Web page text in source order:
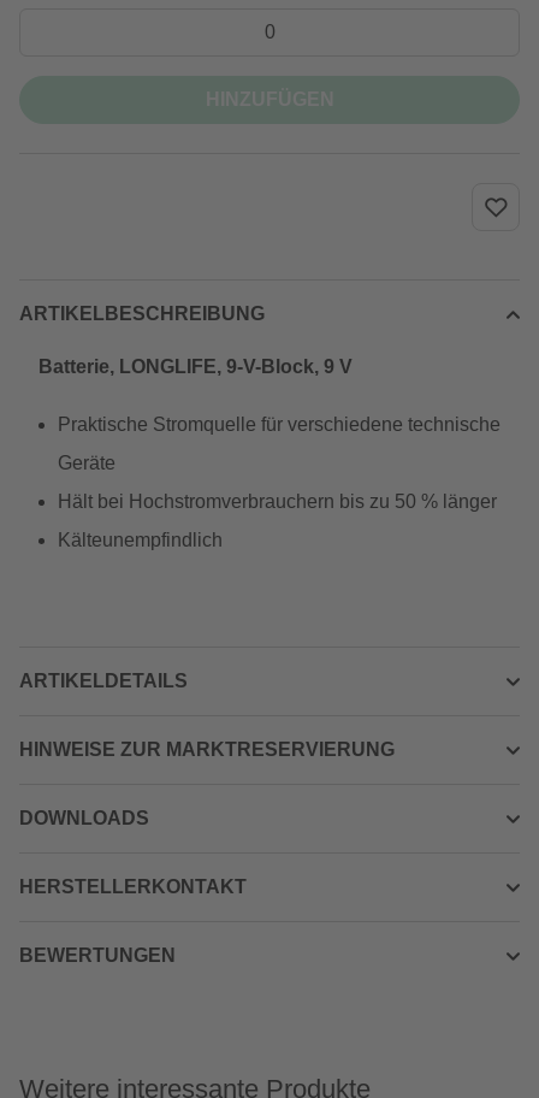
ARTIKELBESCHREIBUNG
Batterie, LONGLIFE, 9-V-Block, 9 V
Praktische Stromquelle für verschiedene technische
Geräte
Hält bei Hochstromverbrauchern bis zu 50 % länger
Kälteunempfindlich
ARTIKELDETAILS
HINWEISE ZUR MARKTRESERVIERUNG
DOWNLOADS
HERSTELLERKONTAKT
BEWERTUNGEN
Weitere interessante Produkte